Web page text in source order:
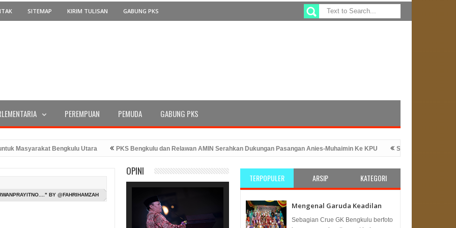
SITEMAP KIRIM TULISAN GABUNG PKS
PEREMPUAN PEMUDA GABUNG PKS
Bengkulu Utara PKS Bengkulu dan Relawan AMIN Serahkan Dukungan Pasangan Anies-Muhaimin Ke KPU Sefty Yuslinah Wakil Ketua
2023 PKS Bengkulu: Solusi Tepat Untuk
Hans
BY @FAHRIHAMZAH
TERPOPULER ARSIP KATEGORI
Mengenal Garuda Keadilan
Sebagian Crue GK Bengkulu berfoto
OPINI